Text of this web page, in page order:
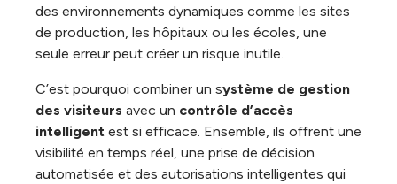
des environnements dynamiques comme les sites
de production, les hôpitaux ou les écoles, une
seule erreur peut créer un risque inutile.
C’est pourquoi combiner un système de gestion
des visiteurs avec un contrôle d’accès
intelligent est si efficace. Ensemble, ils offrent une
visibilité en temps réel, une prise de décision
automatisée et des autorisations intelligentes qui